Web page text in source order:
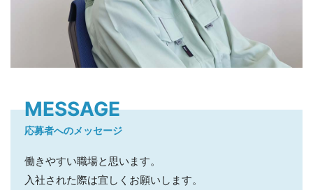
MESSAGE
応募者へのメッセージ
働きやすい職場と思います。
入社された際は宜しくお願いします。